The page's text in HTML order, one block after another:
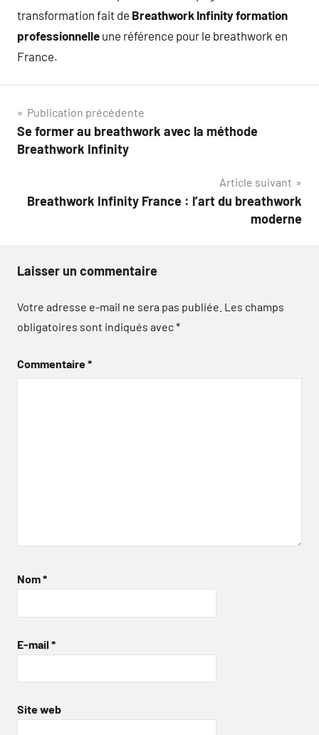
transformation fait de Breathwork Infinity formation
professionnelle une référence pour le breathwork en
France.
Navigation
de
Publication précédente
Se former au breathwork avec la méthode
Breathwork Infinity
Article suivant
Breathwork Infinity France : l’art du breathwork
moderne
Laisser un commentaire
Votre adresse e-mail ne sera pas publiée. Les champs
obligatoires sont indiqués avec*
Commentaire*
Nom*
E-mail *
Site web